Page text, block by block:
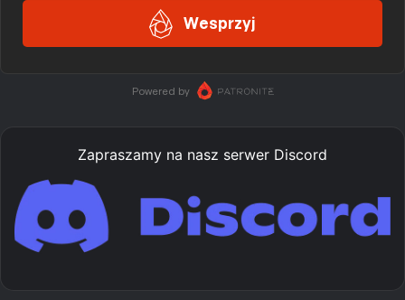
Zapraszamy na nasz serwer Discord